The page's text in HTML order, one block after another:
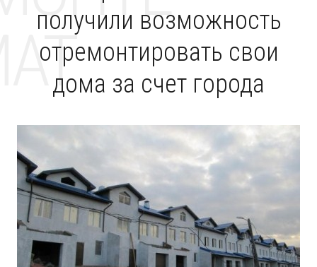
получили возможность
отремонтировать свои
дома за счет города